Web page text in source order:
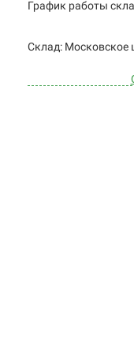
График работы
Cклад: Московское